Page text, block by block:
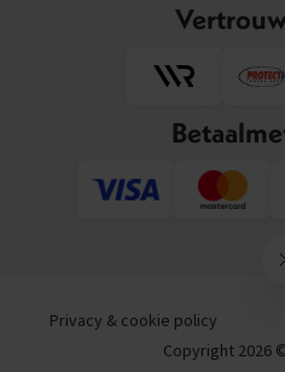
Privacy & cookie policy
Copyright 2026